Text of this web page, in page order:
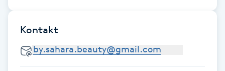
Hot Stone Massage
Kontakt